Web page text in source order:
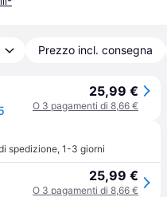
Prezzo incl. consegna
25,99 €
O 3 pagamenti di 8,66 €
spedizione, 1-3 giorni
25,99 €
O 3 pagamenti di 8,66 €